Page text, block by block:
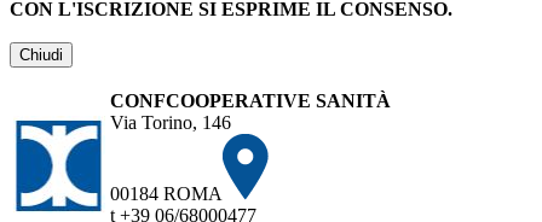
CON L'ISCRIZIONE SI ESPRIME IL CONSENSO.
Chiudi
CONFCOOPERATIVE SANITÀ
Via Torino, 146
00184 ROMA
t +39 06/68000477